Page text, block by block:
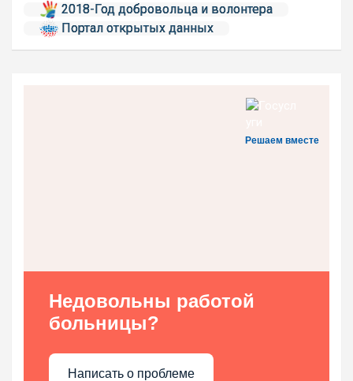
2018-Год добровольца и волонтера
Портал открытых данных
Решаем вместе
Недовольны работой
больницы?
Написать о проблеме